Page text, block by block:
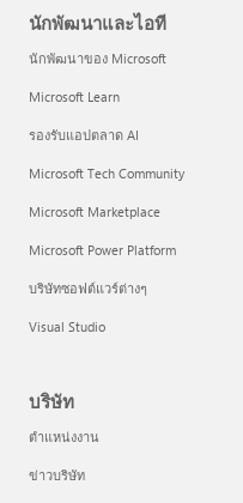
นักพัฒนาและไอที
นักพัฒนาของ Microsoft
Microsoft Learn
รองรับแอปตลาด AI
Microsoft Tech Community
Microsoft Marketplace
Microsoft Power Platform
บริษัทซอฟต์แวร์ต่างๆ
Visual Studio
บริษัท
ตำแหน่งงาน
ข่าวบริษัท